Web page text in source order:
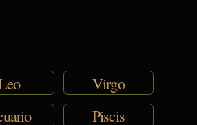
Virgo
Piscis